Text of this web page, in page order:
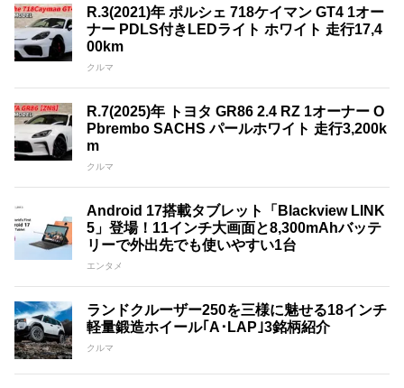
R.3(2021)年 ポルシェ 718ケイマン GT4 1オー
ナー PDLS付きLEDライト ホワイト 走行17,4
00km
クルマ
R.7(2025)年 トヨタ GR86 2.4 RZ 1オーナー O
Pbrembo SACHS パールホワイト 走行3,200k
m
クルマ
Android 17搭載タブレット「Blackview LINK
5」登場！11インチ大画面と8,300mAhバッテ
リーで外出先でも使いやすい1台
エンタメ
ランドクルーザー250を三様に魅せる18インチ
軽量鍛造ホイール｢A･LAP｣3銘柄紹介
クルマ